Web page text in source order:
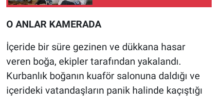
O ANLAR KAMERADA
İçeride bir süre gezinen ve dükkana hasar
veren boğa, ekipler tarafından yakalandı.
Kurbanlık boğanın kuaför salonuna daldığı ve
içerideki vatandaşların panik halinde kaçıştığı